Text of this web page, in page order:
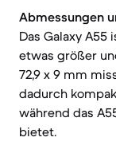
Abmessungen
Das Galaxy A55
etwas größer
72,9 x 9 mm
dadurch
während das
bietet.